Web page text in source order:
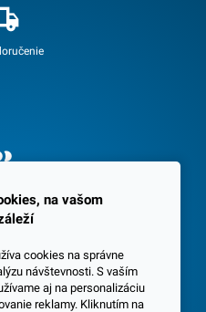
zákazníkovna vašom
cookies na správne
návštevnosti. S vaším
aj na personalizáciu
reklamy. Kliknutím na